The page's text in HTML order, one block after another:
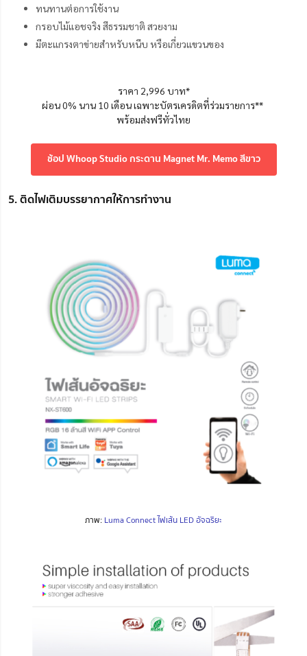
ทนทานต่อการใช้งาน
กรอบไม้แอชจริง สีธรรมชาติ สวยงาม
มีตะแกรงตาข่ายสำหรับหนีบ หรือเกี่ยวแขวนของ
ราคา 2,996 บาท*
ผ่อน 0% นาน 10 เดือน เฉพาะบัตรเครดิตที่ร่วมรายการ**
พร้อมส่งฟรีทั่วไทย
ช้อป Whoop Studio กระดาน Magnet Mr. Memo สีขาว
5. ติดไฟเติมบรรยากาศให้การทำงาน
ภาพ: Luma Connect ไฟเส้น LED อัจฉริยะ